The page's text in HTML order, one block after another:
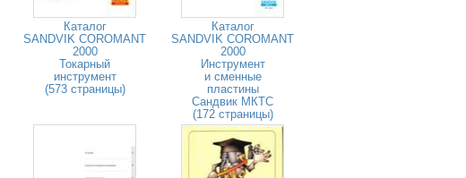
Каталог
SANDVIK COROMANT
2000
Токарный
инструмент
(573 страницы)
Каталог
SANDVIK COROMANT
2000
Инструмент
и сменные
пластины
Сандвик МКТС
(172 страницы)